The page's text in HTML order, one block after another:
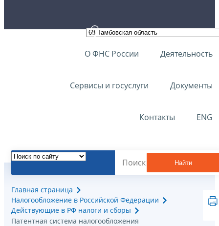
О ФНС России Деятельность
Сервисы и госуслуги Документы
Контакты ENG
Найти
Главная страница
Налогообложение в Российской Федерации
Действующие в РФ налоги и сборы
Патентная система налогообложения